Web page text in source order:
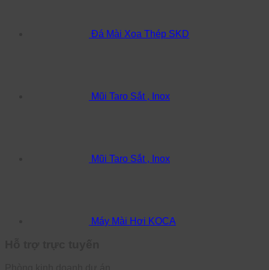
Đá Mài Xoa Thép SKD
Mũi Taro Sắt , Inox
Mũi Taro Sắt , Inox
Máy Mài Hơi KOCA